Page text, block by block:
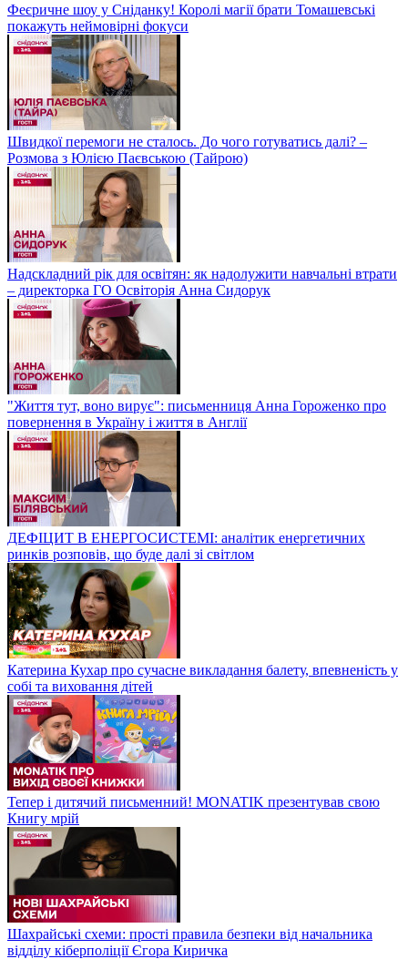
Феєричне шоу у Сніданку! Королі магії брати Томашевські
покажуть неймовірні фокуси
Швидкої перемоги не сталось. До чого готуватись далі? –
Розмова з Юлією Паєвською (Тайрою)
Надскладний рік для освітян: як надолужити навчальні втрати
– директорка ГО Освіторія Анна Сидорук
"Життя тут, воно вирує": письменниця Анна Гороженко про
повернення в Україну і життя в Англії
ДЕФІЦИТ В ЕНЕРГОСИСТЕМІ: аналітик енергетичних
ринків розповів, що буде далі зі світлом
Катерина Кухар про сучасне викладання балету, впевненість у
собі та виховання дітей
Тепер і дитячий письменний! MONATIK презентував свою
Книгу мрій
Шахрайські схеми: прості правила безпеки від начальника
відділу кіберполіції Єгора Киричка